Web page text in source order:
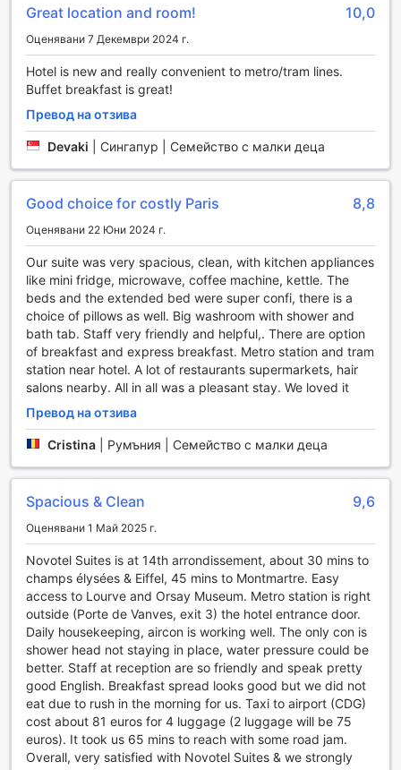
Съоръжението работи 24 часа в денонощието, което
Независимо дали сте ранен птичка, който обича да
започва деня с енергична тренировка, или вечерен тип,
който предпочита да се разпуска след дълъг ден,
фитнес центърът на Novotel Suites Paris Expo Pte
Versailles е винаги на разположение. Със своите
съвременни уреди и приятна атмосфера, той е
перфектното място за поддържане на активен начин на
живот по време на вашия престой в Париж.
Удобства в Novotel Suites Paris Expo Pte Versailles
В Novotel Suites Paris Expo Pte Versailles удобството на
гостите е приоритет. Хотелът предлага пране и
химическо чистене, за да се уверите, че вашите дрехи
винаги изглеждат безупречно по време на престоя ви.
За сигурността на вашите ценности, хотелът предлага
сейфове на рецепцията, където можете да
съхранявате личните си вещи без притеснения.
Свободният достъп до Wi-Fi в общите части, както и
безплатният Wi-Fi във всички стаи, ви позволява да
в Париж с лекота. Също така, услугите на консиержа
са на разположение, за да ви помогнат с всякакви
запитвания и резервации. За ваше удобство, хотелът
предлага и експресно настаняване и напускане, както
и съхранение на багаж, което прави вашето пътуване
още по-приятно. С ежедневното почистване на стаите,
вие можете да се насладите на комфорт и свежест
през целия си престой.
Удобства в стаите на Novotel Suites Paris Expo Pte
Versailles
Стаите в Novotel Suites Paris Expo Pte Versailles
предлагат изключителен комфорт и стил, съчетаващи
съвременен дизайн с практични удобства. Всяка стая е
оборудвана с климатик, който ви позволява да
регулирате температурата според вашите
предпочитания, осигурявайки приятно и уютно
пространство. За вашето удобство, в стаята ще
намерите и халати, които добавят допълнителен лукс,
Great location and room! 10,0
Оценявани 7 Декември 2024 г.
Hotel is new and really convenient to metro/tram lines.
Buffet breakfast is great!
Превод на отзива
Devaki Сингапур | Семейство с малки деца
Good choice for costly Paris 8,8
Оценявани 22 Юни 2024 г.
Our suite was very spacious, clean, with kitchen appliances
like mini fridge, microwave, coffee machine, kettle. The
beds and the extended bed were super confi, there is a
choice of pillows as well. Big washroom with shower and
bath tab. Staff very friendly and helpful,. There are option
of breakfast and express breakfast. Metro station and tram
station near hotel. A lot of restaurants supermarkets, hair
salons nearby. All in all was a pleasant stay. We loved it
Превод на отзива
Cristina Румъния | Семейство с малки деца
Spacious & Clean 9,6
Оценявани 1 Май 2025 г.
Novotel Suites is at 14th arrondissement, about 30 mins to
champs élysées & Eiffel, 45 mins to Montmartre. Easy
access to Lourve and Orsay Museum. Metro station is right
outside (Porte de Vanves, exit 3) the hotel entrance door.
Daily housekeeping, aircon is working well. The only con is
shower head not staying in place, water pressure could be
better. Staff at reception are so friendly and speak pretty
good English. Breakfast spread looks good but we did not
eat due to rush in the morning for us. Taxi to airport (CDG)
cost about 81 euros for 4 luggage (2 luggage will be 75
euros). It took us 65 mins to reach with some road jam.
Overall, very satisfied with Novotel Suites & we strongly